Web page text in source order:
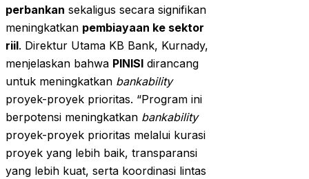
perbankan sekaligus secara signifikan
meningkatkan pembiayaan ke sektor
riil. Direktur Utama KB Bank, Kurnady,
menjelaskan bahwa PINISI dirancang
untuk meningkatkan bankability
proyek-proyek prioritas. “Program ini
berpotensi meningkatkan bankability
proyek-proyek prioritas melalui kurasi
proyek yang lebih baik, transparansi
yang lebih kuat, serta koordinasi lintas